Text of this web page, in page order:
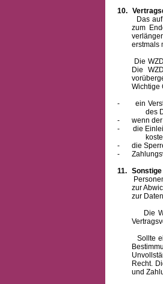
10.
Das auf
zum
erstmals
Die WZDP
Die
Wichtige
-
ein
des
-
wenn
-
die
-
die
-
11.
zur
zur
Die WZDP
Sollte eine
Recht.
und